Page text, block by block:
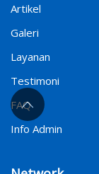
Artikel
Galeri
Layanan
Testimoni
FAQ
Info Admin